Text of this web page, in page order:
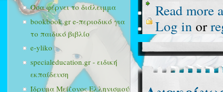
Όσα φέρνει το διάλειμμα
bookbook.gr e-περιοδικό για
το παιδικό βιβλίο
e-yliko
specialeducation.gr - ειδική
εκπαίδευση
Ίδρυμα Μείζονος Ελληνισμού
Read more
Log in or